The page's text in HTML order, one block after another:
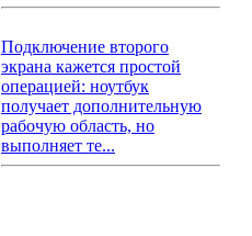
Подключение второго
экрана кажется простой
операцией: ноутбук
получает дополнительную
рабочую область, но
выполняет те...